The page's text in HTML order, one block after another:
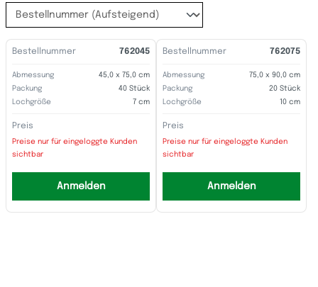
Bestellnummer 762045
Abmessung
45,0 x 75,0 cm
Packung
40 Stück
Lochgröße
7 cm
Preis
Preise nur für eingeloggte Kunden
sichtbar
Anmelden
Bestellnummer 762075
Abmessung
75,0 x 90,0 cm
Packung
20 Stück
Lochgröße
10 cm
Preis
Preise nur für eingeloggte Kunden
sichtbar
Anmelden